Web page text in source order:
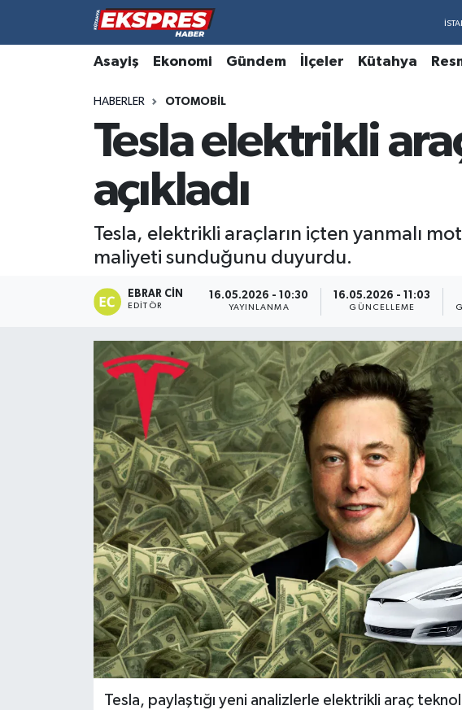
Asayiş Ekonomi Gündem İlçeler Kütahya
HABERLER OTOMOBIL
Tesla elektrikli
açıkladı
Tesla, elektrikli araçların içten yanmalı
maliyeti sunduğunu duyurdu.
EBRAR CIN
EDITÖR
16.05.2026 - 10:30
YAYINLANMA
16.05.2026 - 11:03
GÜNCELLEME
Tesla, paylaştığı yeni analizlerle elektrikli araç
Altıntaş
Biyografiler
Domaniç
Dumlupınar
Ekonomi
Foto Galeri
Hava Durumu
Trafik Durumu
Süper Lig Puan Durumu ve Fikstür
Tüm Manşetler
Son Dakika Haberleri